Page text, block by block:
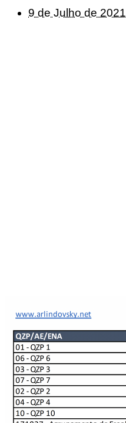
9 de Julho de 2021